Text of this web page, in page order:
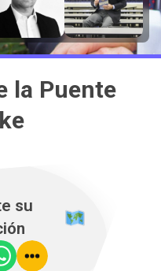
la Puente
su